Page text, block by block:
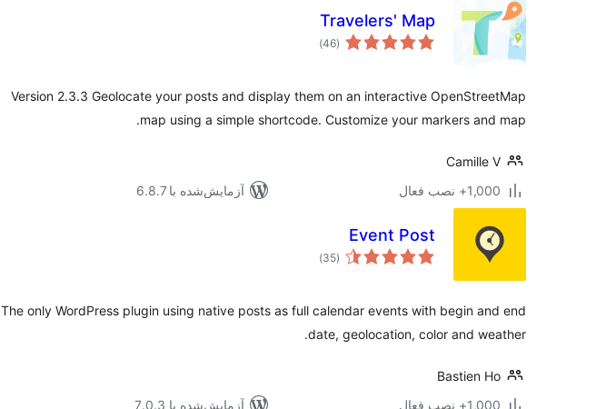
Travelers' Map
(46
مجموع
امتیازها
)
Version 2.3.3 Geolocate your posts and display them on an interactive OpenStreetMap
map using a simple shortcode. Customize your markers and map.
Camille V
1,000+ نصب فعال
آزمایش‌شده با 6.8.7
Event Post
(35
مجموع
امتیازها)
The only WordPress plugin using native posts as full calendar events with begin and end
date, geolocation, color and weather.
Bastien Ho
1,000+ نصب فعال
آزمایش‌شده با 7.0.3